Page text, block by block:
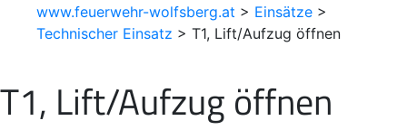
www.feuerwehr-wolfsberg.at > Einsätze >
Technischer Einsatz > T1, Lift/Aufzug öffnen
T1, Lift/Aufzug öffnen